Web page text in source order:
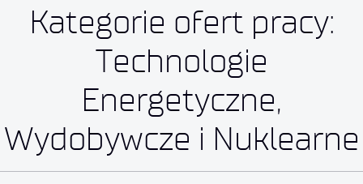
Kategorie ofert pracy:
Technologie
Energetyczne,
Wydobywcze i Nuklearne